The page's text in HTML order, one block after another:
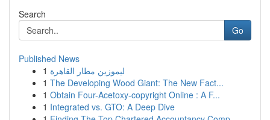
Search
Go
Published News
1 ليموزين مطار القاهرة
1 The Developing Wood Giant: The New Fact...
1 Obtain Four-Acetoxy-copyright Online : A F...
1 Integrated vs. GTO: A Deep Dive